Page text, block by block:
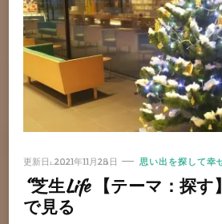
更新日:2021年11月28日 思い出を探して幸
“芝生Life 【テーマ：探す
で見る